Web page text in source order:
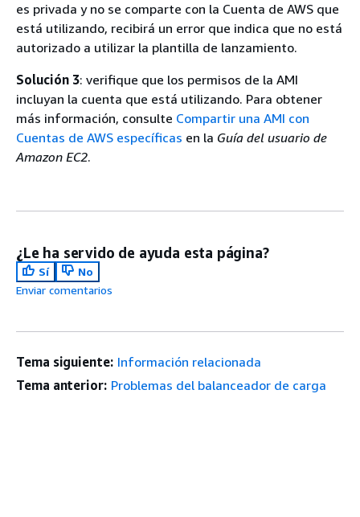
es privada y no se comparte con la Cuenta de AWS que
está utilizando, recibirá un error que indica que no está
autorizado a utilizar la plantilla de lanzamiento.
Solución 3: verifique que los permisos de la AMI
incluyan la cuenta que está utilizando. Para obtener
más información, consulte Compartir una AMI con
Cuentas de AWS específicas en la Guía del usuario de
Amazon EC2.
¿Le ha servido de ayuda esta página?
Sí
No
Enviar comentarios
Tema siguiente: Información relacionada
Tema anterior: Problemas del balanceador de carga